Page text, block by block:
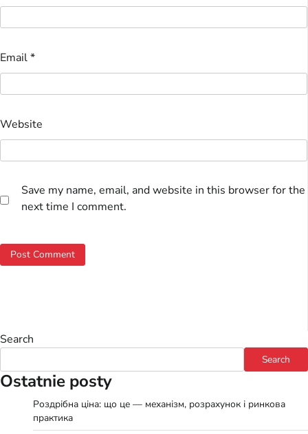
Email*
Website
Save my name, email, and website in this browser for the
next time I comment.
Search
Search
Ostatnie posty
Роздрібна ціна: що це — механізм, розрахунок і ринкова
практика